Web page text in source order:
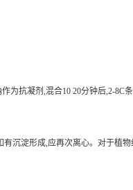
为抗凝剂,混合10 20分钟后,2-8C
沉淀形成,应再次离心。对于植